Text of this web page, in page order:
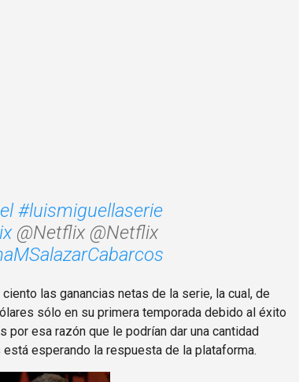
#luismiguellaserie
@Netflix @Netflix
las ganancias netas de la serie, la cual, de
sólo en su primera temporada debido al éxito
por esa razón que le podrían dar una cantidad
esperando la respuesta de la plataforma.